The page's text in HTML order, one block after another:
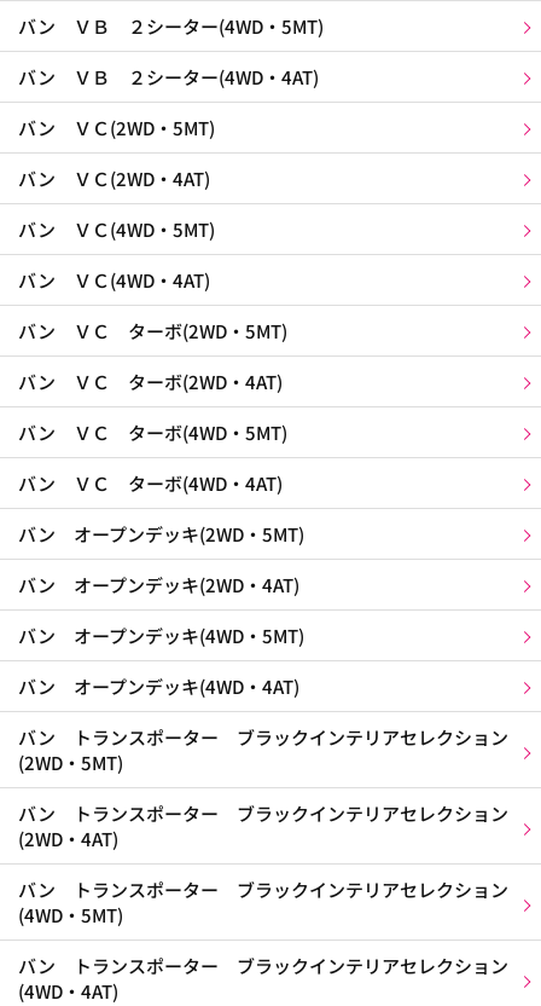
バン ＶＢ ２シーター(4WD・5MT)
バン ＶＢ ２シーター(4WD・4AT)
バン ＶＣ(2WD・5MT)
バン ＶＣ(2WD・4AT)
バン ＶＣ(4WD・5MT)
バン ＶＣ(4WD・4AT)
バン ＶＣ ターボ(2WD・5MT)
バン ＶＣ ターボ(2WD・4AT)
バン ＶＣ ターボ(4WD・5MT)
バン ＶＣ ターボ(4WD・4AT)
バン オープンデッキ(2WD・5MT)
バン オープンデッキ(2WD・4AT)
バン オープンデッキ(4WD・5MT)
バン オープンデッキ(4WD・4AT)
バン トランスポーター ブラックインテリアセレクション
(2WD・5MT)
バン トランスポーター ブラックインテリアセレクション
(2WD・4AT)
バン トランスポーター ブラックインテリアセレクション
(4WD・5MT)
バン トランスポーター ブラックインテリアセレクション
(4WD・4AT)